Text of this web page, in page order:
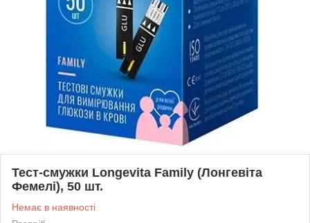
Тест-смужки Longevita Family (Лонгевіта
Фемелі), 50 шт.
Немає в наявності